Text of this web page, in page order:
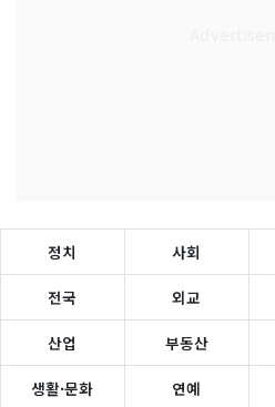
정치 사회
전국 외교
산업 부동산
생활·문화 연예